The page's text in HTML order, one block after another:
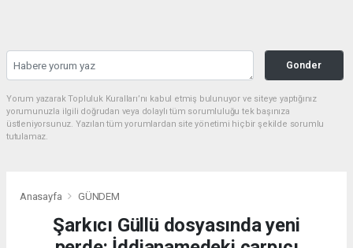
Gonder
Yorum yazarak Topluluk Kuralları’nı kabul etmiş bulunuyor ve siteye yaptığınız
yorumunuzla ilgili doğrudan veya dolaylı tüm sorumluluğu tek başınıza
üstleniyorsunuz. Yazılan tüm yorumlardan site yönetimi hiçbir şekilde sorumlu
tutulamaz.
Anasayfa GÜNDEM
Şarkıcı Güllü dosyasında yeni